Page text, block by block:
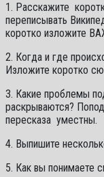
1. Расскажите
переписывать
коротко изложите
2. Когда и где
Изложите коротко
3. Какие проблемы
раскрываются?
пересказа уместны.
4. Выпишите
5. Как вы понимаете